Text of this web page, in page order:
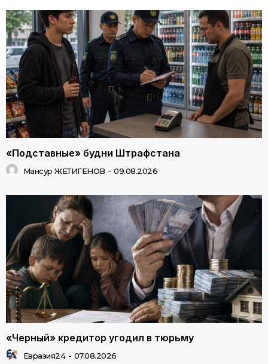
«Подставные» будни Штрафстана
Мансур ЖЕТИГЕНОВ - 09.08.2026
«Черный» кредитор угодил в тюрьму
Евразия24 - 07.08.2026